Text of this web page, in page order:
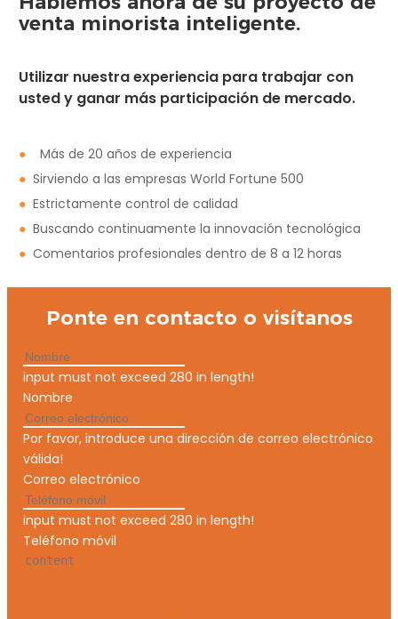
venta minorista inteligente.
Utilizar nuestra experiencia para trabajar con
usted y ganar más participación de mercado.
●
Más de 20 años de experiencia
●Sirviendo a las empresas World Fortune 500
●Estrictamente control de calidad
●Buscando continuamente la innovación tecnológica
●Comentarios profesionales dentro de 8 a 12 horas
Ponte en contacto o visítanos
input must not exceed 280 in length!
Nombre
Por favor, introduce una dirección de correo electrónico
válida!
Correo electrónico
input must not exceed 280 in length!
Teléfono móvil